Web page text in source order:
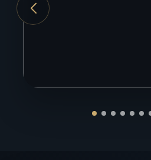
ЖД вокзал Адлер